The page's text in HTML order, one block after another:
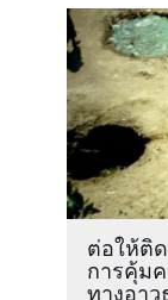
ต่อให้ติ
การคุ้ม
ทางอาวุ